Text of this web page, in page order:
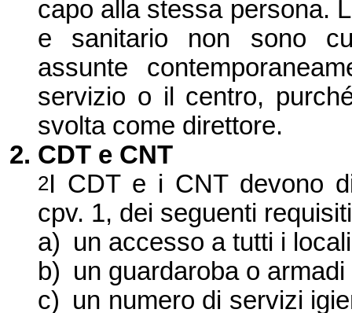
capo alla stessa persona.
e sanitario non sono
assunte
servizio o il centro,
svolta come direttore.
2. CDT e CNT
2I CDT e i CNT devono
cpv. 1, dei seguenti
a) un accesso a tutti i
b) un guardaroba o
c) un numero di servizi